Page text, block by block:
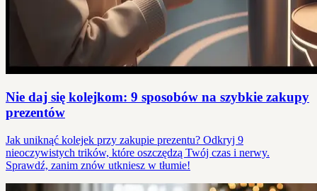
Nie daj się kolejkom: 9 sposobów na szybkie zakupy
prezentów
Jak uniknąć kolejek przy zakupie prezentu? Odkryj 9
nieoczywistych trików, które oszczędzą Twój czas i nerwy.
Sprawdź, zanim znów utkniesz w tłumie!